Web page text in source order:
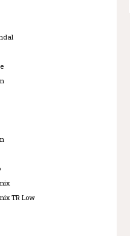
TR Low